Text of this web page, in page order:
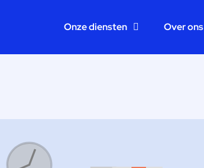
Onze diensten Over ons